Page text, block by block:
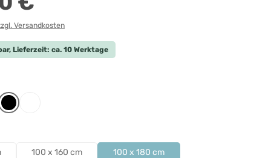
Versandkosten
Lieferzeit: ca. 10 Werktage
Schwarz
100 x 160 cm 100 x 180 cm